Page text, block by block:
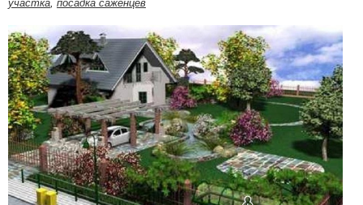
участка, посадка саженцев